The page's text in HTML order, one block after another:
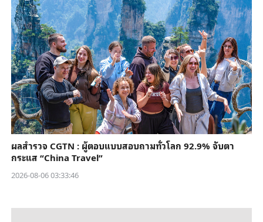
ผลสำรวจ CGTN : ผู้ตอบแบบสอบถามทั่วโลก 92.9% จับตา
กระแส “China Travel”
2026-08-06 03:33:46